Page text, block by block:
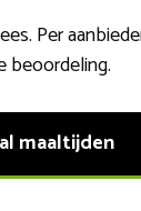
Per
beoordeling.
maaltijden